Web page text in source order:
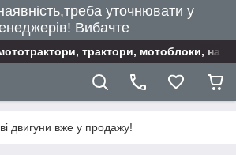
уточнювати у
Вибачте
трактори, мотоблоки,
двигуни вже у продажу!